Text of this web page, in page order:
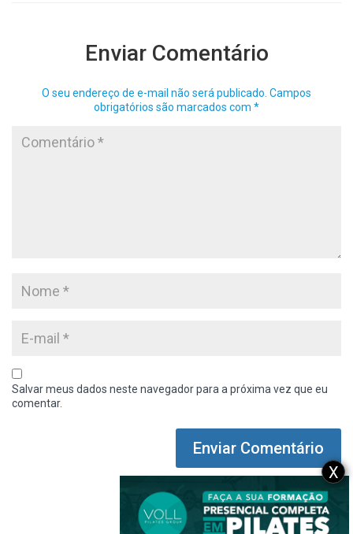
Enviar Comentário
O seu endereço de e-mail não será publicado. Campos
obrigatórios são marcados com *
Salvar meus dados neste navegador para a próxima vez que eu
comentar.
1 Comentário
X